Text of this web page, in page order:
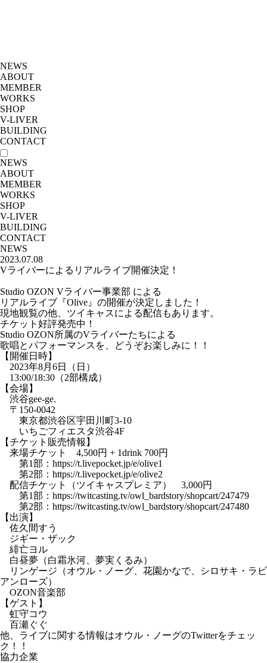
NEWS
ABOUT
MEMBER
WORKS
SHOP
V-LIVER
BUILDING
CONTACT
NEWS
ABOUT
MEMBER
WORKS
SHOP
V-LIVER
BUILDING
CONTACT
NEWS
2023.07.08
Vライバーによるリアルライブ開催決定！
Studio OZON Vライバー事業部 による
リアルライブ『Olive』の開催が決定しました！
現地観覧の他、ツイキャスによる配信もあります。
チケット好評発売中！
Studio OZON所属のVライバーたちによる
歌唱とパフォーマンスを、どうぞお楽しみに！！
【開催日時】
2023年8月6日（日）
13:00/18:30（2部構成）
【会場】
渋谷gee-ge.
〒150-0042
東京都渋谷区宇田川町3-10
いちごフィエスタ渋谷4F
【チケット販売情報】
来場チケット 4,500円 + 1drink 700円
第1部： https://t.livepocket.jp/e/olive1
第2部： https://t.livepocket.jp/e/olive2
配信チケット（ツイキャスプレミア） 3,000円
第1部： https://twitcasting.tv/owl_bardstory/shopcart/247479
第2部： https://twitcasting.tv/owl_bardstory/shopcart/247480
【出演】
佐久間すう
ジギー・ザック
緋亡ヨル
白昼夢（白霜氷河、夢実くるみ）
リンゲージ（オウル・ノーグ、花園かなで、シロサキ・ラビ
アンローズ）
OZON音楽部
【ゲスト】
虹守コウ
百瀬ぐぐ
他、ライブに関する情報はオウル・ノーグのTwitterをチェッ
ク！！
協力企業